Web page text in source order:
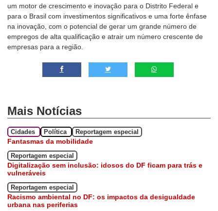
um motor de crescimento e inovação para o Distrito Federal e
para o Brasil com investimentos significativos e uma forte ênfase
na inovação, com o potencial de gerar um grande número de
empregos de alta qualificação e atrair um número crescente de
empresas para a região.
Mais Notícias
Cidades Política Reportagem especial
Fantasmas da mobilidade
Reportagem especial
Digitalização sem inclusão: idosos do DF ficam para trás e
vulneráveis
Reportagem especial
Racismo ambiental no DF: os impactos da desigualdade
urbana nas periferias